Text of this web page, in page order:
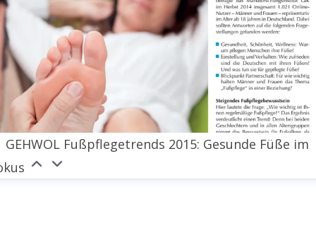
GEHWOL Fußpflegetrends 2015: Gesunde Füße im